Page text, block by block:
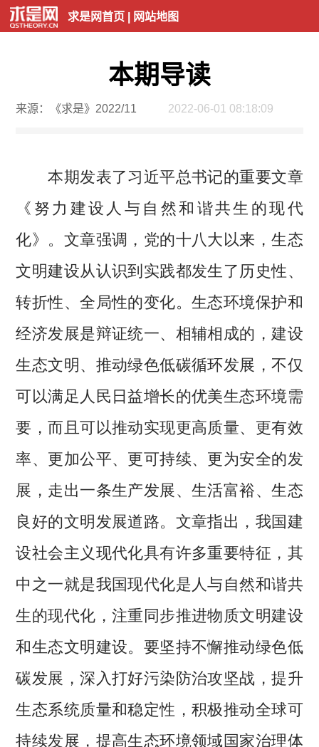
求是网首页| 网站地图
本期导读
来源：《求是》2022/11 2022-06-01 08:18:09
本期发表了习近平总书记的重要文章
《努力建设人与自然和谐共生的现代
化》。文章强调，党的十八大以来，生态
文明建设从认识到实践都发生了历史性、
转折性、全局性的变化。生态环境保护和
经济发展是辩证统一、相辅相成的，建设
生态文明、推动绿色低碳循环发展，不仅
可以满足人民日益增长的优美生态环境需
要，而且可以推动实现更高质量、更有效
率、更加公平、更可持续、更为安全的发
展，走出一条生产发展、生活富裕、生态
良好的文明发展道路。文章指出，我国建
设社会主义现代化具有许多重要特征，其
中之一就是我国现代化是人与自然和谐共
生的现代化，注重同步推进物质文明建设
和生态文明建设。要坚持不懈推动绿色低
碳发展，深入打好污染防治攻坚战，提升
生态系统质量和稳定性，积极推动全球可
持续发展，提高生态环境领域国家治理体